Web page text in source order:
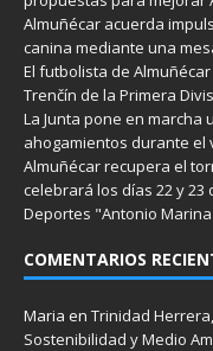
Almuñécar acuerda
canina mediante una
El futbolista de
Trenčín de la Primera
La Junta pone en
ahogamientos durante el
Almuñécar recupera el
celebrará los días 22 y
Deportes "Antonio
COMENTARIOS
Maria en Trinidad
Sostenibilidad y Medio